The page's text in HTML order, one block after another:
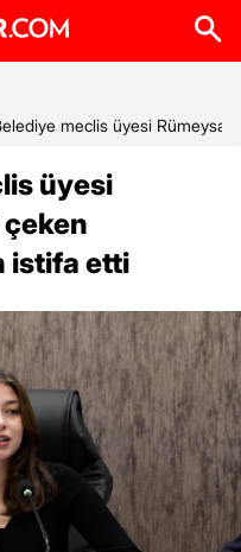
meclis üyesi Rümeysa
üyesi
istifa etti